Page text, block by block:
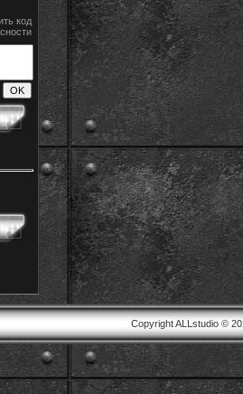
Copyright ALLstudio ©